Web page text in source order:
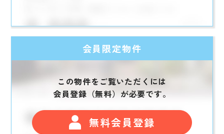
会員限定物件
この物件をご覧いただくには
会員登録（無料）が必要です。
無料会員登録